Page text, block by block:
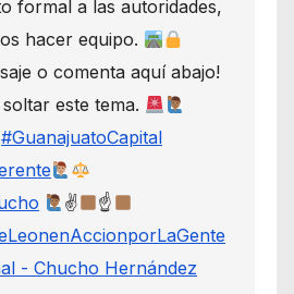
formal a las autoridades,
hacer equipo.
o comenta aquí abajo!
este tema.
#GuanajuatoCapital
✌
☝
- Chucho Hernández